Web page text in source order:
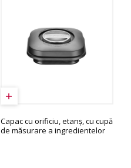
Capac cu orificiu, etanș, cu cupă
de măsurare a ingredientelor